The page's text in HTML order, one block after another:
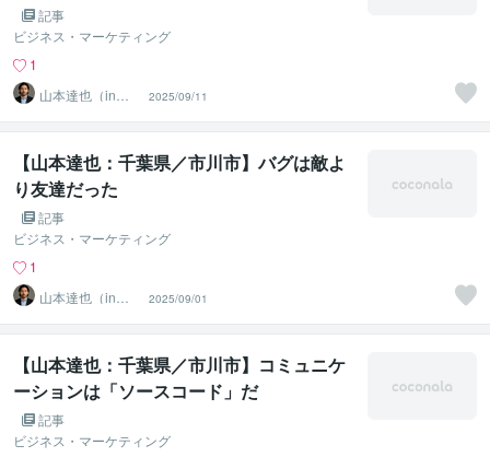
になるなんて
記事
ビジネス・マーケティング
1
山本達也（in千
葉県市川市）
2025/09/11
【山本達也：千葉県／市川市】バグは敵よ
り友達だった
記事
ビジネス・マーケティング
1
山本達也（in千
葉県市川市）
2025/09/01
【山本達也：千葉県／市川市】コミュニケ
ーションは「ソースコード」だ
記事
ビジネス・マーケティング